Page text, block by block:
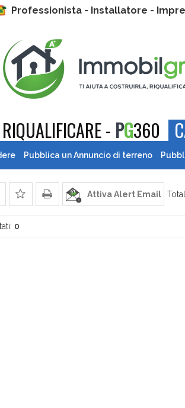
Professionista - Installatore -
RIQUALIFICARE - PG360
Pubblica un Annuncio di terreno
Attiva Alert Email
0